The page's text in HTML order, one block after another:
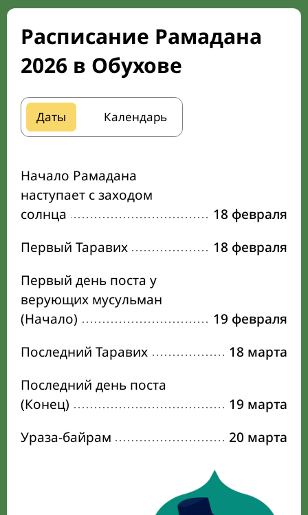
Расписание Рамадана
2026 в Обухове
Даты Календарь
Начало Рамадана
наступает с заходом
солнца
18 февраля
Первый Таравих
18 февраля
Первый день поста у
верующих мусульман
(Начало)
19 февраля
Последний Таравих
18 марта
Последний день поста
(Конец)
19 марта
Ураза-байрам
20 марта